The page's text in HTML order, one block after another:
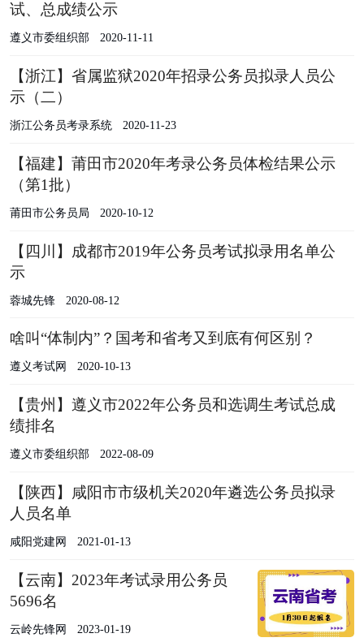
试、总成绩公示
遵义市委组织部 2020-11-11
【浙江】省属监狱2020年招录公务员拟录人员公
示（二）
浙江公务员考录系统 2020-11-23
【福建】莆田市2020年考录公务员体检结果公示
（第1批）
莆田市公务员局 2020-10-12
【四川】成都市2019年公务员考试拟录用名单公
示
蓉城先锋 2020-08-12
啥叫“体制内”？国考和省考又到底有何区别？
遵义考试网 2020-10-13
【贵州】遵义市2022年公务员和选调生考试总成
绩排名
遵义市委组织部 2022-08-09
【陕西】咸阳市市级机关2020年遴选公务员拟录
人员名单
咸阳党建网 2021-01-13
【云南】2023年考试录用公务员
5696名
云岭先锋网 2023-01-19